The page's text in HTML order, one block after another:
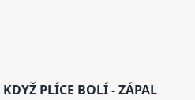
KDYŽ PLÍCE BOLÍ - ZÁPAL